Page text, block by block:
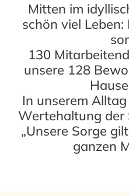
Mitten im
schön viel
130
unsere 128
In unserem
Wertehaltung der
„Unsere Sorge
ganzen